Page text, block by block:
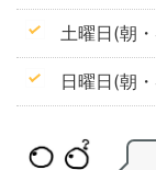
土曜日(朝
日曜日(朝